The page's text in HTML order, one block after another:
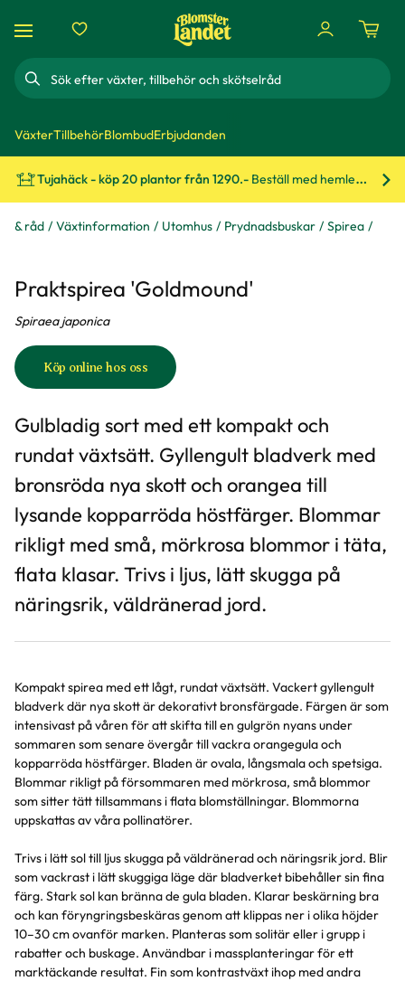
Sök
VäxterTillbehörBlombudErbjudanden
Tujahäck - köp 20 plantor från 1290.- Beställ med hemleverans!
& råd Växtinformation Utomhus Prydnadsbuskar Spirea
Praktspirea 'Goldmound'
Spiraea japonica
Köp online hos oss
Gulbladig sort med ett kompakt och
rundat växtsätt. Gyllengult bladverk med
bronsröda nya skott och orangea till
lysande kopparröda höstfärger. Blommar
rikligt med små, mörkrosa blommor i täta,
flata klasar. Trivs i ljus, lätt skugga på
näringsrik, väldränerad jord.
Kompakt spirea med ett lågt, rundat växtsätt. Vackert gyllengult
bladverk där nya skott är dekorativt bronsfärgade. Färgen är som
intensivast på våren för att skifta till en gulgrön nyans under
sommaren som senare övergår till vackra orangegula och
kopparröda höstfärger. Bladen är ovala, långsmala och spetsiga.
Blommar rikligt på försommaren med mörkrosa, små blommor
som sitter tätt tillsammans i flata blomställningar. Blommorna
uppskattas av våra pollinatörer.
Trivs i lätt sol till ljus skugga på väldränerad och näringsrik jord. Blir
som vackrast i lätt skuggiga läge där bladverket bibehåller sin fina
färg. Stark sol kan bränna de gula bladen. Klarar beskärning bra
och kan föryngringsbeskäras genom att klippas ner i olika höjder
10–30 cm ovanför marken. Planteras som solitär eller i grupp i
rabatter och buskage. Användbar i massplanteringar för ett
marktäckande resultat. Fin som kontrastväxt ihop med andra